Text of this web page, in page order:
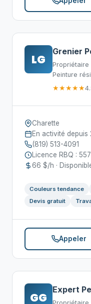
LG
Grenier
Propriétaire
Peinture
★★★★★
Charette
En activité depuis
(819) 513-4091
Licence RBQ :
66 $/h ·
Couleurs tendance
Devis gratuit
Appeler
GG
Expert